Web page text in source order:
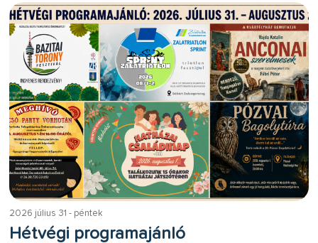
2026 július 31 - péntek
Hétvégi programajánló